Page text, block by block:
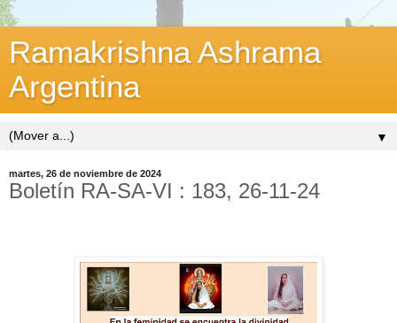
Ramakrishna Ashrama
Argentina
▼
martes, 26 de noviembre de 2024
Boletín RA-SA-VI : 183, 26-11-24